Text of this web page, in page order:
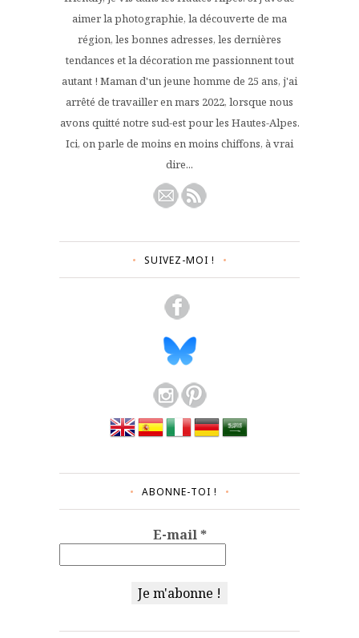
aimer la photographie, la découverte de ma
région, les bonnes adresses, les dernières
tendances et la décoration me passionnent tout
autant ! Maman d'un jeune homme de 25 ans, j'ai
arrêté de travailler en mars 2022, lorsque nous
avons quitté notre sud-est pour les Hautes-Alpes.
Ici, on parle de moins en moins chiffons, à vrai
dire...
SUIVEZ-MOI !
ABONNE-TOI !
E-mail*